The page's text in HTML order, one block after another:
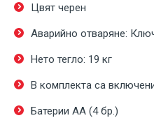
Цвят черен
Аварийно отваряне:
Нето тегло: 19 кг
В комплекта са
Батерии AA (4 бр.)